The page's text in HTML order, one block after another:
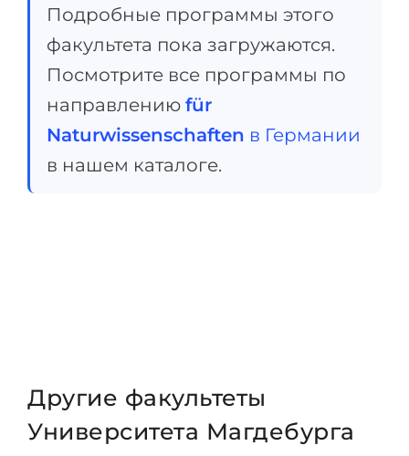
Подробные программы этого
факультета пока загружаются.
Посмотрите все программы по
направлению für
Naturwissenschaften в Германии
в нашем каталоге.
Другие факультеты
Университета Магдебурга